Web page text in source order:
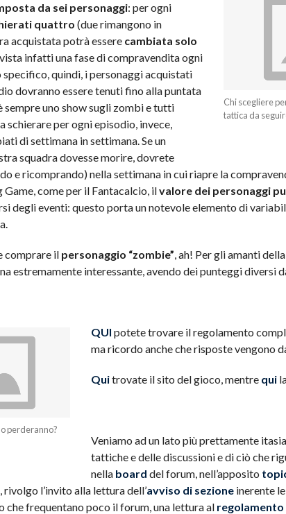
Chi scegliere
tattica da
da sei personaggi: per ogni
quattro (due rimangono in
acquistata potrà essere cambiata solo
infatti una fase di compravendita ogni
specifico, quindi, i personaggi acquistati
dovranno essere tenuti fino alla puntata
sempre uno show sugli zombi e tutti
schierare per ogni episodio, invece,
di settimana in settimana. Se un
squadra dovesse morire, dovrete
e ricomprando) nella settimana in cui riapre la
Game, come per il Fantacalcio, ilvalore dei personaggi
degli eventi: questo porta un notevole elemento di
comprare il personaggio “zombie”, ah! Per gli amanti
estremamente interessante, avendo dei punteggi diversi
perderanno?
QUI potete trovare il regolamento
ma ricordo anche che risposte vengono
Quitrovate il sito del gioco, mentre qui
Veniamo ad un lato più prettamente
tattiche e delle discussioni e di ciò che
nella board del forum, nell’apposito
l’invito alla lettura dell’avviso di sezioneinerente
che frequentano poco il forum, una lettura al regolamento